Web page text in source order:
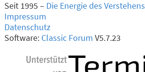
Seit 1995 – Die Energie des Verstehens
Impressum
Datenschutz
Software: Classic Forum V5.7.23